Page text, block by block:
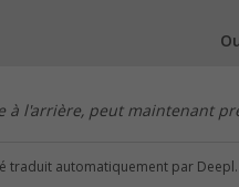
à l'arrière, peut maintenant
traduit automatiquement par Deepl.